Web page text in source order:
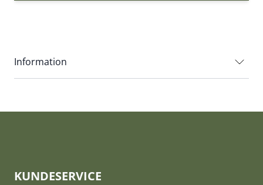
Information
KUNDESERVICE